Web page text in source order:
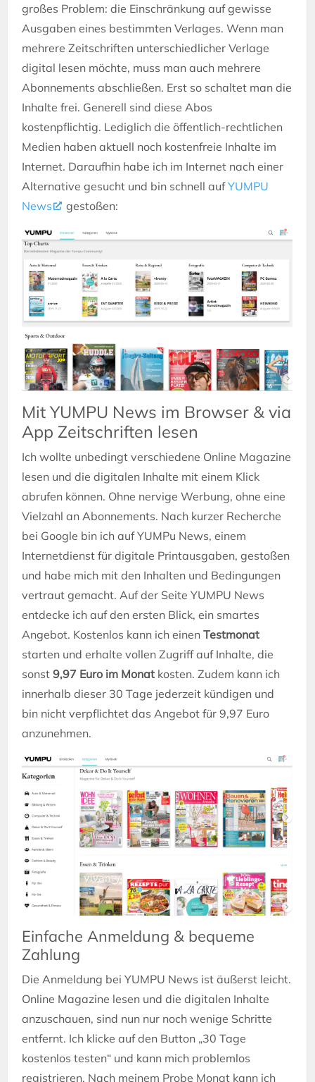
großes Problem: die Einschränkung auf gewisse
Ausgaben eines bestimmten Verlages. Wenn man
mehrere Zeitschriften unterschiedlicher Verlage
digital lesen möchte, muss man auch mehrere
Abonnements abschließen. Erst so schaltet man die
Inhalte frei. Generell sind diese Abos
kostenpflichtig. Lediglich die öffentlich-rechtlichen
Medien haben aktuell noch kostenfreie Inhalte im
Internet. Daraufhin habe ich im Internet nach einer
Alternative gesucht und bin schnell aufYUMPU
News
gestoßen:
Mit YUMPU News im Browser & via
App Zeitschriften lesen
Ich wollte unbedingt verschiedene Online Magazine
lesen und die digitalen Inhalte mit einem Klick
abrufen können. Ohne nervige Werbung, ohne eine
Vielzahl an Abonnements. Nach kurzer Recherche
bei Google bin ich auf YUMPu News, einem
Internetdienst für digitale Printausgaben, gestoßen
und habe mich mit den Inhalten und Bedingungen
vertraut gemacht. Auf der Seite YUMPU News
entdecke ich auf den ersten Blick, ein smartes
Angebot. Kostenlos kann ich einenTestmonat
starten und erhalte vollen Zugriff auf Inhalte, die
sonst9,97 Euro im Monat kosten. Zudem kann ich
innerhalb dieser 30 Tage jederzeit kündigen und
bin nicht verpflichtet das Angebot für 9,97 Euro
anzunehmen.
Einfache Anmeldung & bequeme
Zahlung
Die Anmeldung bei YUMPU News ist äußerst leicht.
Online Magazine lesen und die digitalen Inhalte
anzuschauen, sind nun nur noch wenige Schritte
entfernt. Ich klicke auf den Button „30 Tage
kostenlos testen“ und kann mich problemlos
registrieren. Nach meinem Probe Monat kann ich